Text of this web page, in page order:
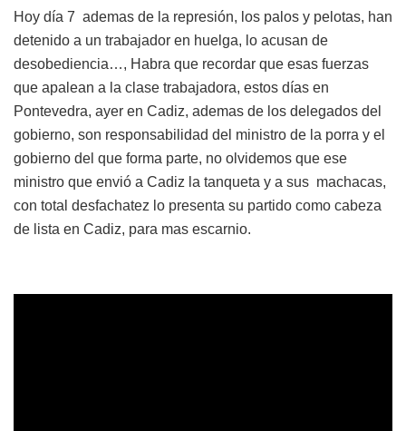
Hoy día 7 ademas de la represión, los palos y pelotas, han
detenido a un trabajador en huelga, lo acusan de
desobediencia…, Habra que recordar que esas fuerzas
que apalean a la clase trabajadora, estos días en
Pontevedra, ayer en Cadiz, ademas de los delegados del
gobierno, son responsabilidad del ministro de la porra y el
gobierno del que forma parte, no olvidemos que ese
ministro que envió a Cadiz la tanqueta y a sus machacas,
con total desfachatez lo presenta su partido como cabeza
de lista en Cadiz, para mas escarnio.